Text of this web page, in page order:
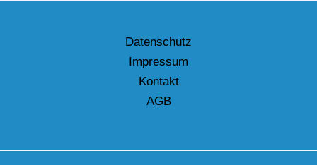
Datenschutz
Impressum
Kontakt
AGB